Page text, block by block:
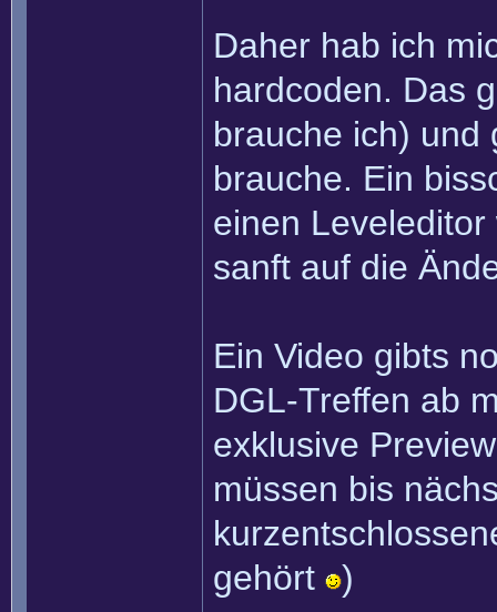
Daher hab ich
hardcoden. Das
brauche ich) und
brauche. Ein
einen
sanft auf die
Ein Video gibts
DGL-Treffen ab
exklusive
müssen bis
gehört
)